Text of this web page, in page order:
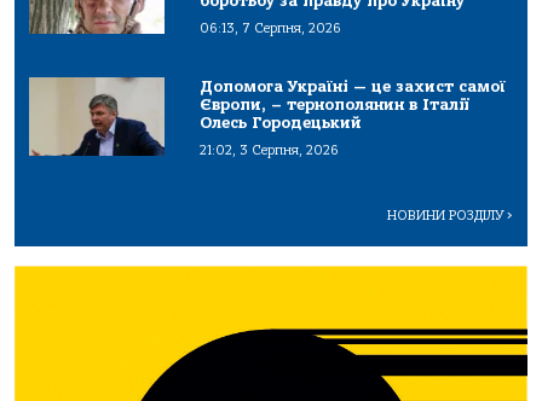
06:13, 7 Серпня, 2026
Допомога Україні — це захист самої
Європи, – тернополянин в Італії
Олесь Городецький
21:02, 3 Серпня, 2026
НОВИНИ РОЗДІЛУ>